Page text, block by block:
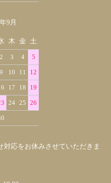
9月
木 金 土
2 3 4 5
9 10 11 12
17 18 19
24 25 26
応をお休みさせていただきま